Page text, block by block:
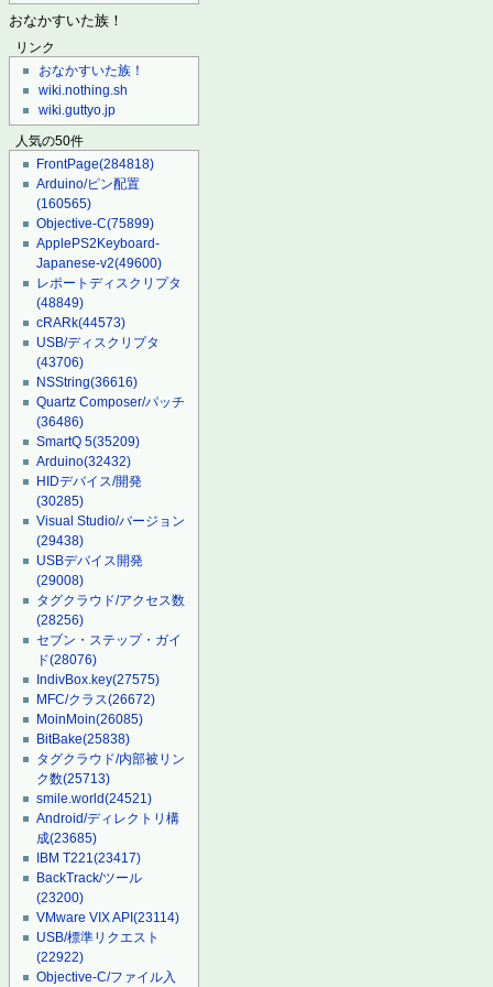
おなかすいた族！
リンク
おなかすいた族！
wiki.nothing.sh
wiki.guttyo.jp
人気の50件
FrontPage(284818)
Arduino/ピン配置
(160565)
Objective-C(75899)
ApplePS2Keyboard-
Japanese-v2(49600)
レポートディスクリプタ
(48849)
cRARk(44573)
USB/ディスクリプタ
(43706)
NSString(36616)
Quartz Composer/パッチ
(36486)
SmartQ 5(35209)
Arduino(32432)
HIDデバイス/開発
(30285)
Visual Studio/バージョン
(29438)
USBデバイス開発
(29008)
タグクラウド/アクセス数
(28256)
セブン・ステップ・ガイ
ド(28076)
IndivBox.key(27575)
MFC/クラス(26672)
MoinMoin(26085)
BitBake(25838)
タグクラウド/内部被リン
ク数(25713)
smile.world(24521)
Android/ディレクトリ構
成(23685)
IBM T221(23417)
BackTrack/ツール
(23200)
VMware VIX API(23114)
USB/標準リクエスト
(22922)
Objective-C/ファイル入